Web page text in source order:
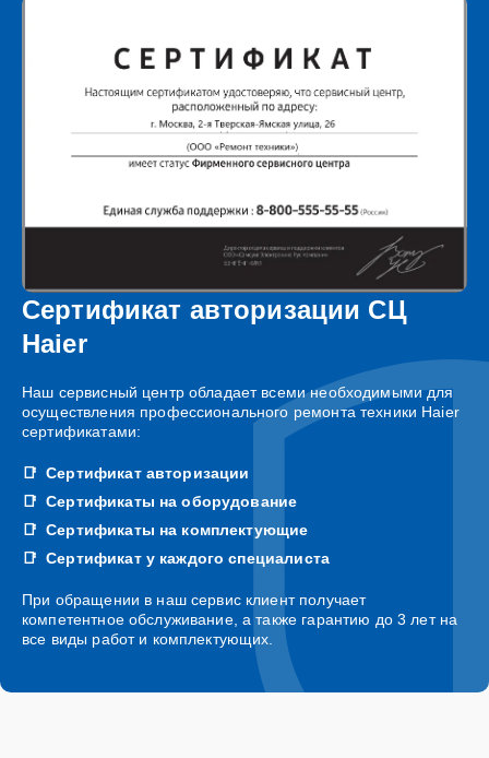
Сертификат авторизации СЦ
Haier
Наш сервисный центр обладает всеми необходимыми для
осуществления профессионального ремонта техники Haier
сертификатами:
Сертификат авторизации
Сертификаты на оборудование
Сертификаты на комплектующие
Сертификат у каждого специалиста
При обращении в наш сервис клиент получает
компетентное обслуживание, а также гарантию до 3 лет на
все виды работ и комплектующих.